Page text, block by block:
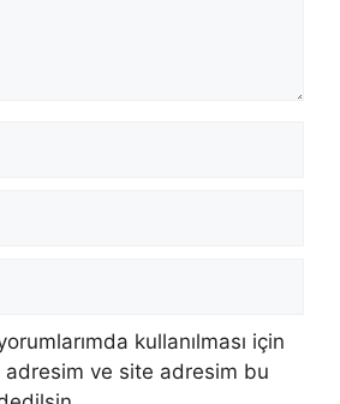
kullanılması için
adresim ve site adresim bu